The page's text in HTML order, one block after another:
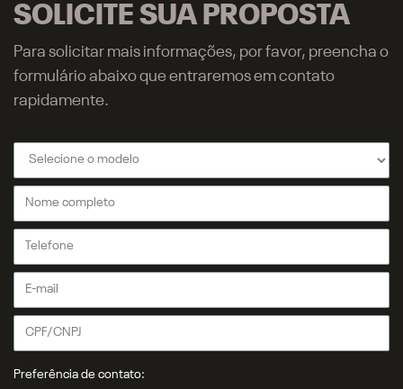
SOLICITE SUA PROPOSTA
Para solicitar mais informações, por favor, preencha o
formulário abaixo que entraremos em contato
rapidamente.
Preferência de contato: